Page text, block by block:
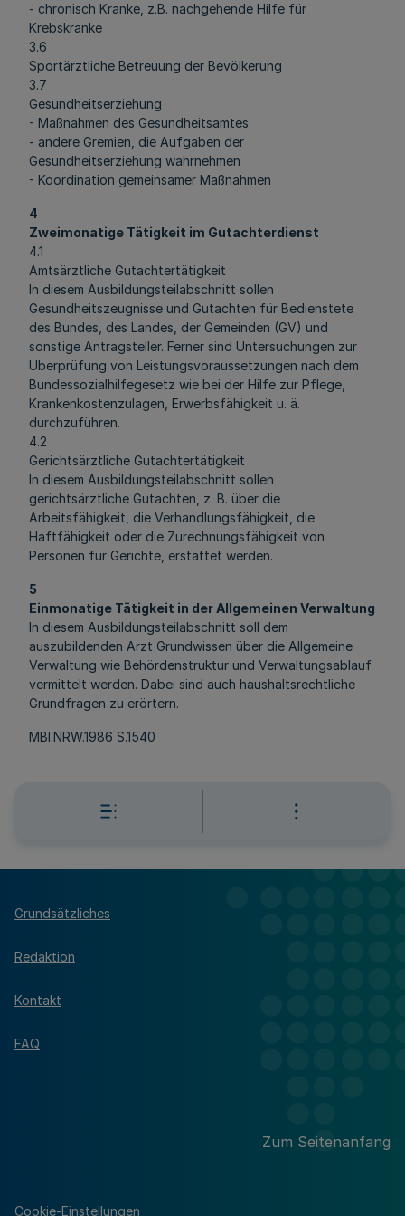
- chronisch Kranke, z.B. nachgehende Hilfe für
Krebskranke
3.6
Sportärztliche Betreuung der Bevölkerung
3.7
Gesundheitserziehung
- Maßnahmen des Gesundheitsamtes
- andere Gremien, die Aufgaben der
Gesundheitserziehung wahrnehmen
- Koordination gemeinsamer Maßnahmen
4
Zweimonatige Tätigkeit im Gutachterdienst
4.1
Amtsärztliche Gutachtertätigkeit
In diesem Ausbildungsteilabschnitt sollen
Gesundheitszeugnisse und Gutachten für Bedienstete
des Bundes, des Landes, der Gemeinden (GV) und
sonstige Antragsteller. Ferner sind Untersuchungen zur
Überprüfung von Leistungsvoraussetzungen nach dem
Bundessozialhilfegesetz wie bei der Hilfe zur Pflege,
Krankenkostenzulagen, Erwerbsfähigkeit u. ä.
durchzuführen.
4.2
Gerichtsärztliche Gutachtertätigkeit
In diesem Ausbildungsteilabschnitt sollen
gerichtsärztliche Gutachten, z. B. über die
Arbeitsfähigkeit, die Verhandlungsfähigkeit, die
Haftfähigkeit oder die Zurechnungsfähigkeit von
Personen für Gerichte, erstattet werden.
5
Einmonatige Tätigkeit in der Allgemeinen Verwaltung
In diesem Ausbildungsteilabschnitt soll dem
auszubildenden Arzt Grundwissen über die Allgemeine
Verwaltung wie Behördenstruktur und Verwaltungsablauf
vermittelt werden. Dabei sind auch haushaltsrechtliche
Grundfragen zu erörtern.
MBl.NRW.1986 S.1540
Grundsätzliches
Redaktion
Kontakt
FAQ
Zum Seitenanfang
Cookie-Einstellungen